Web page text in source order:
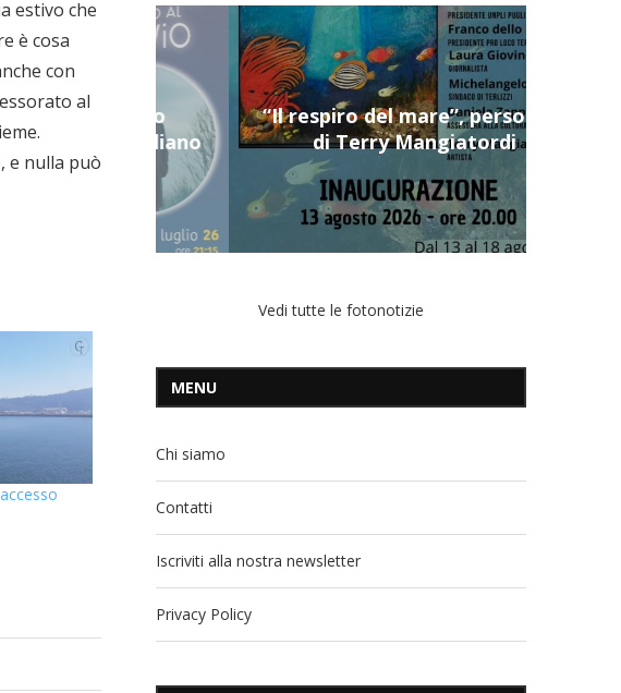
estivo che
è cosa
con
al
e nulla può
Marigliano
personale
inox
Fiordo di
prestito
e...
Marigliano
“Il respiro del mare”, personale
di Terry Mangiatordi
Vedi tutte le fotonotizie
MENU
Chi siamo
Contatti
Iscriviti alla nostra newsletter
Privacy Policy